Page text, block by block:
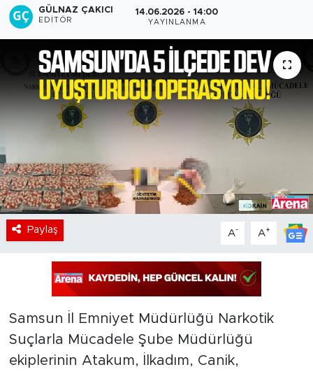
GÜLNAZ ÇAKICI
EDITÖR
14.06.2026 - 14:00
YAYINLANMA
Paylaş A- A+
Samsun İl Emniyet Müdürlüğü Narkotik
Suçlarla Mücadele Şube Müdürlüğü
ekiplerinin Atakum, İlkadım, Canik,